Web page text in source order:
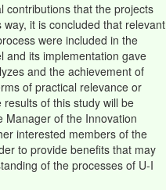
contributions that the projects
it is concluded that relevant
were included in the
and its implementation gave
and the achievement of
of practical relevance or
results of this study will be
Manager of the Innovation
interested members of the
to provide benefits that may
of the processes of U-I